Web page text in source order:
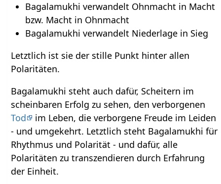
Bagalamukhi verwandelt Ohnmacht in Macht
bzw. Macht in Ohnmacht
Bagalamukhi verwandelt Niederlage in Sieg
Letztlich ist sie der stille Punkt hinter allen
Polaritäten.
Bagalamukhi steht auch dafür, Scheitern im
scheinbaren Erfolg zu sehen, den verborgenen
Tod
im Leben, die verborgene Freude im Leiden
- und umgekehrt. Letztlich steht Bagalamukhi für
Rhythmus und Polarität - und dafür, alle
Polaritäten zu transzendieren durch Erfahrung
der Einheit.